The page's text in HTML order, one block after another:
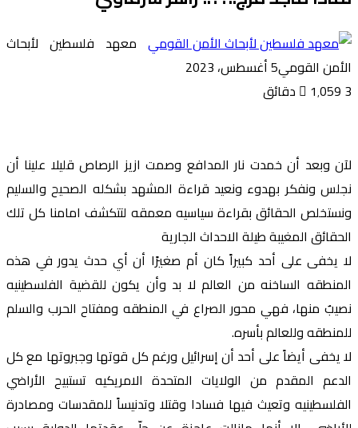
معهد فلسطين لأبحاث
الأمن القومي5 أغسطس، 2023
1٬059 3 دقائق
لآن وبعد أن خمدت نار المدافع وصمت ازيز الرصاص قليلا علينا أن
نجلس ونفكر بهدوء ونعيد قراءة المشهد بشكله الصحيح والسليم
ونستخلص الحقائق بقراءة سياسيه معمقه لتتكشف امامنا كل تلك
الحقائق المغيبة طيلة الاحداث الجارية
لا يخفى على أحد كبيراً كان أم صغيرًا أن أي حدث يدور في هذه
المنطقه الساخنه من العالم لا بد وأن يكون للقضية الفلسطينيه
نصيبٌ منها، فهي محور الصراع في المنطقه ومفتاح الحرب والسلم
للمنطقه وللعالم بأسره.
لا يخفى أيضاً على أحد أن إسرائيل ورغم كل قوتها وجبروتها مع كل
الدعم المقدم من الولايات المتحدة الامريكيه تستبيح الأراضي
الفلسطينيه وتعيث فيها فسادا وقتلا وتدنيساً للمقدسات ومصادرة